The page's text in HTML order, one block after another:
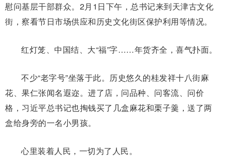
慰问基层干部群众。2月1日下午，总书记来到天津古文化
街，察看节日市场供应和历史文化街区保护利用等情况。
红灯笼、中国结、大“福”字……年货齐全，喜气扑面。
不少“老字号”坐落于此。历史悠久的桂发祥十八街麻
花、果仁张闻名遐迩。进了店，问品种、问客流、问价
格，习近平总书记也掏钱买了几盒麻花和栗子羹，送了两
盒给身旁的一名小男孩。
心里装着人民，一切为了人民。